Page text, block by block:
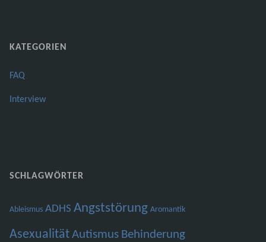
KATEGORIEN
FAQ
Interview
SCHLAGWÖRTER
Ableismus ADHS Angststörung Aromantik
AsexualitätAutismus Behinderung